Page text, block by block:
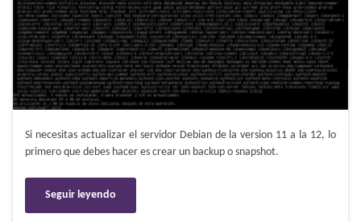
Si necesitas actualizar el servidor Debian de la version 11 a la 12, lo
primero que debes hacer es crear un backup o snapshot.
Seguir leyendo